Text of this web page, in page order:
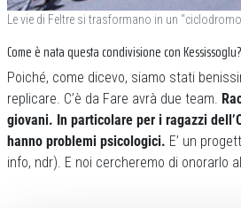
Le vie di Feltre si trasformano in un
Come è nata questa condivisione con Kessissoglu?
Poiché, come dicevo, siamo stati
replicare. C’è da Fare avrà due team.
giovani. In particolare per i ragazzi
hanno problemi psicologici. E’ un
info, ndr). E noi cercheremo di onorarlo